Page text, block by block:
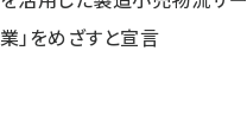
業」をめざすと宣言